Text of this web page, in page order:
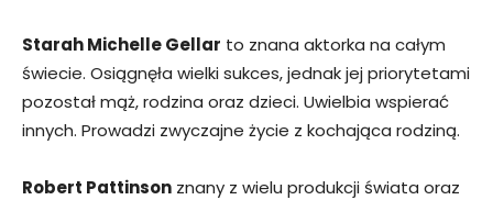
Starah Michelle Gellar to znana aktorka na całym
świecie. Osiągnęła wielki sukces, jednak jej priorytetami
pozostał mąż, rodzina oraz dzieci. Uwielbia wspierać
innych. Prowadzi zwyczajne życie z kochająca rodziną.
Robert Pattinson znany z wielu produkcji świata oraz